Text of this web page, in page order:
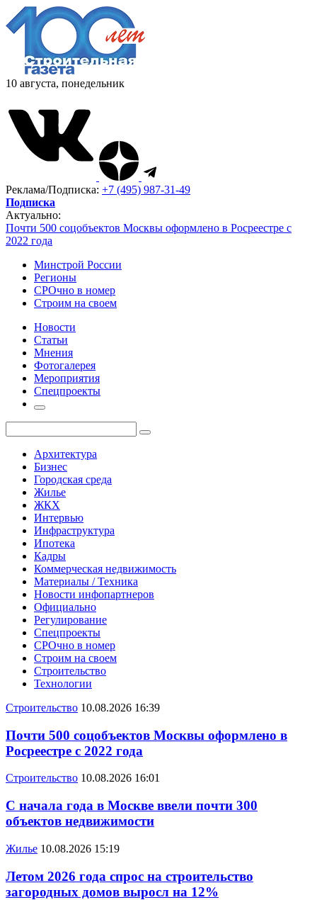
10 августа, понедельник
Реклама/Подписка: +7 (495) 987-31-49
Подписка
Актуально:
Почти 500 соцобъектов Москвы оформлено в Росреестре с
2022 года
Минстрой России
Регионы
СРОчно в номер
Строим на своем
Новости
Статьи
Мнения
Фотогалерея
Мероприятия
Спецпроекты
Архитектура
Бизнес
Городская среда
Жилье
ЖКХ
Интервью
Инфраструктура
Ипотека
Кадры
Коммерческая недвижимость
Материалы / Техника
Новости инфопартнеров
Официально
Регулирование
Спецпроекты
СРОчно в номер
Строим на своем
Строительство
Технологии
Строительство 10.08.2026 16:39
Почти 500 соцобъектов Москвы оформлено в
Росреестре с 2022 года
Строительство 10.08.2026 16:01
С начала года в Москве ввели почти 300
объектов недвижимости
Жилье 10.08.2026 15:19
Летом 2026 года спрос на строительство
загородных домов выросл на 12%